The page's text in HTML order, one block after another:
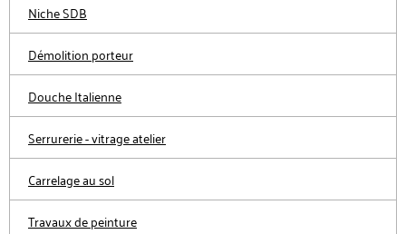
Niche SDB
Démolition porteur
Douche Italienne
Serrurerie - vitrage atelier
Carrelage au sol
Travaux de peinture